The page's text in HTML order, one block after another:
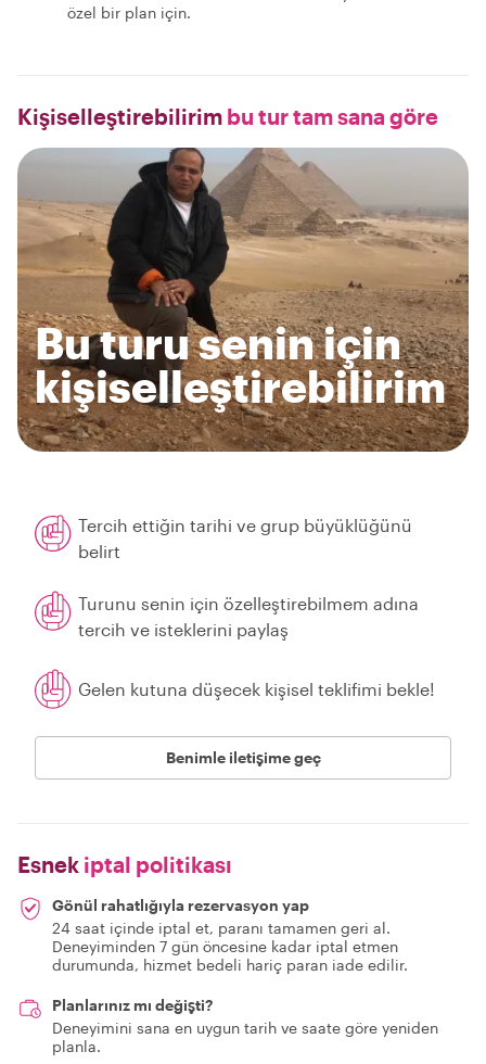
özel bir plan için.
Kişiselleştirebilirim bu tur tam sana göre
Bu turu senin için
kişiselleştirebilirim
Tercih ettiğin tarihi ve grup büyüklüğünü
belirt
Turunu senin için özelleştirebilmem adına
tercih ve isteklerini paylaş
Gelen kutuna düşecek kişisel teklifimi bekle!
Benimle iletişime geç
Esnek iptal politikası
Gönül rahatlığıyla rezervasyon yap
24 saat içinde iptal et, paranı tamamen geri al.
Deneyiminden 7 gün öncesine kadar iptal etmen
durumunda, hizmet bedeli hariç paran iade edilir.
Planlarınız mı değişti?
Deneyimini sana en uygun tarih ve saate göre yeniden
planla.